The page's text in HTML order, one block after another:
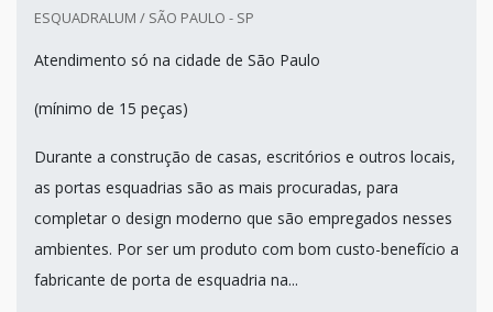
ESQUADRALUM / SÃO PAULO - SP
Atendimento só na cidade de São Paulo
(mínimo de 15 peças)
Durante a construção de casas, escritórios e outros locais,
as portas esquadrias são as mais procuradas, para
completar o design moderno que são empregados nesses
ambientes. Por ser um produto com bom custo-benefício a
fabricante de porta de esquadria na...